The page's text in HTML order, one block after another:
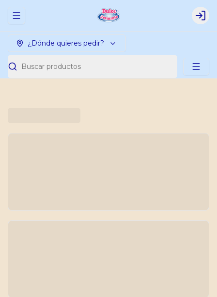
Abrir menu de navegación
¿Dónde quieres pedir?
Buscar productos